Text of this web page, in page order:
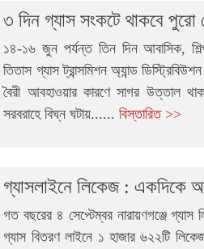
৩ দিন গ্যাস সংকটে থাকবে পুরো
১৪-১৬ জুন পর্যন্ত তিন দিন আবাসিক,
তিতাস গ্যাস ট্রান্সমিশন অ্যান্ড
বৈরী আবহাওয়ার কারণে সাগর উত্তাল
সরবরাহে বিঘ্ন ঘটায়......বিস্তারিত >>
গ্যাসলাইনে লিকেজ : একদিকে
গত বছরের ৪ সেপ্টেম্বর নারায়ণগঞ্জে
গ্যাস বিতরণ লাইনে ১ হাজার ৬২২টি